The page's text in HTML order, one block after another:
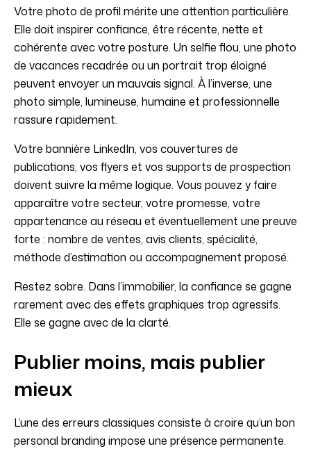
Votre photo de profil mérite une attention particulière.
Elle doit inspirer confiance, être récente, nette et
cohérente avec votre posture. Un selfie flou, une photo
de vacances recadrée ou un portrait trop éloigné
peuvent envoyer un mauvais signal. À l’inverse, une
photo simple, lumineuse, humaine et professionnelle
rassure rapidement.
Votre bannière LinkedIn, vos couvertures de
publications, vos flyers et vos supports de prospection
doivent suivre la même logique. Vous pouvez y faire
apparaître votre secteur, votre promesse, votre
appartenance au réseau et éventuellement une preuve
forte : nombre de ventes, avis clients, spécialité,
méthode d’estimation ou accompagnement proposé.
Restez sobre. Dans l’immobilier, la confiance se gagne
rarement avec des effets graphiques trop agressifs.
Elle se gagne avec de la clarté.
Publier moins, mais publier
mieux
L’une des erreurs classiques consiste à croire qu’un bon
personal branding impose une présence permanente.